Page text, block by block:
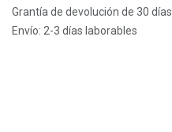
Grantía de devolución de 30 días
Envío: 2-3 días laborables